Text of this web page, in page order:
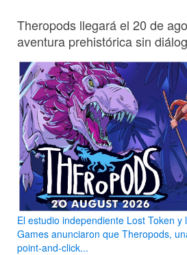
Theropods llegará el 20 de
aventura prehistórica sin
El estudio independiente Lost Token y
Games anunciaron que Theropods,
point-and-click...